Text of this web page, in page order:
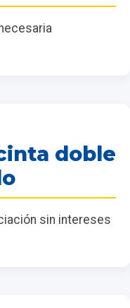
doble
sin intereses